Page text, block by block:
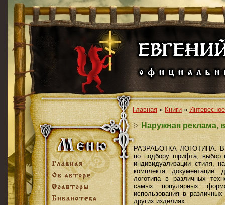
Главная » Книги» Интересное
Наружная реклама,
РАЗРАБОТКА ЛОГОТИПА. В
по подбору шрифта, выбор
индивидуализации стиля,
комплекта документации
логотипа в различных
самых популярных
использования в
других изделиях.